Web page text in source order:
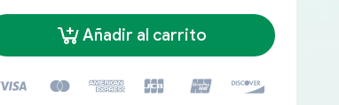
Añadir al carrito